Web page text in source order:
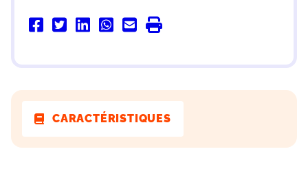
CARACTÉRISTIQUES